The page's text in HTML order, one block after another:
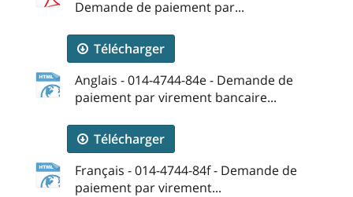
Demande de paiement par...
Télécharger
Anglais - 014-4744-84e - Demande de
paiement par virement bancaire...
Télécharger
Français - 014-4744-84f - Demande de
paiement par virement...